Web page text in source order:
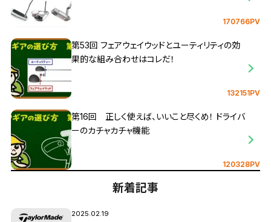
170766PV
第53回 フェアウェイウッドとユーティリティの効
果的な組み合わせはコレだ！
132151PV
第16回 正しく使えば、いいこと尽くめ！ ドライバ
ーのカチャカチャ機能
120328PV
新着記事
2025.02.19